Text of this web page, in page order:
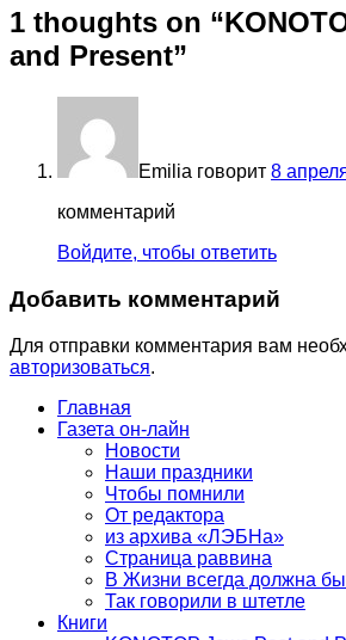
1 thoughts on “
and Present”
Emilia говорит 8
комментарий
Войдите, чтобы ответить
Добавить комментарий
Для отправки комментария вам
авторизоваться.
Главная
Газета он-лайн
Новости
Наши праздники
Чтобы помнили
От редактора
из архива «ЛЭБНа»
Страница раввина
В Жизни всегда должна
Так говорили в штетле
Книги